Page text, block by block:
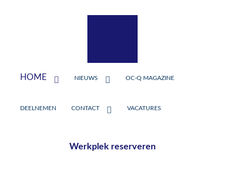
HOME NIEUWS OC-Q MAGAZINE
DEELNEMEN CONTACT VACATURES
Werkplek reserveren